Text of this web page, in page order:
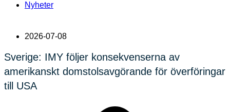
Nyheter
2026-07-08
Sverige: IMY följer konsekvenserna av
amerikanskt domstolsavgörande för överföringar
till USA